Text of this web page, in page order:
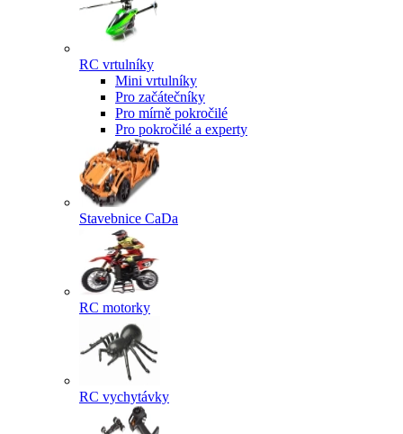
RC vrtulníky
Mini vrtulníky
Pro začátečníky
Pro mírně pokročilé
Pro pokročilé a experty
Stavebnice CaDa
RC motorky
RC vychytávky